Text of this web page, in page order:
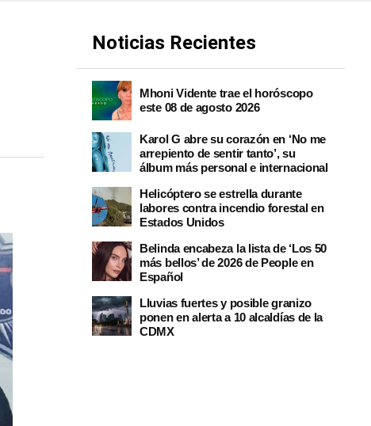
Noticias Recientes
Mhoni Vidente trae el horóscopo
este 08 de agosto 2026
Karol G abre su corazón en ‘No me
arrepiento de sentir tanto’, su
álbum más personal e internacional
Helicóptero se estrella durante
labores contra incendio forestal en
Estados Unidos
Belinda encabeza la lista de ‘Los 50
más bellos’ de 2026 de People en
Español
Lluvias fuertes y posible granizo
ponen en alerta a 10 alcaldías de la
CDMX